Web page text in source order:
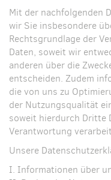
Mit der nachfolgenden
wir Sie insbesondere
Rechtsgrundlage der
Daten, soweit wir
anderen über die
entscheiden. Zudem
die von uns zu
der Nutzungsqualität
soweit hierdurch Dritte
Verantwortung
Unsere
I. Informationen über